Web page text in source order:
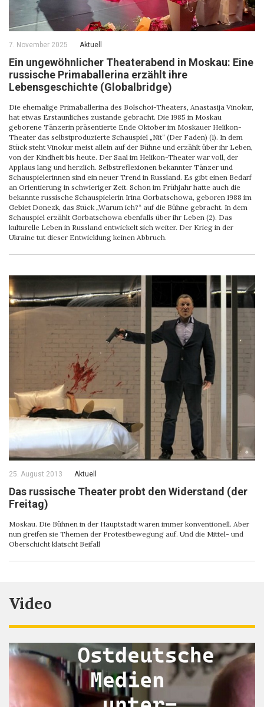
7. November 2025 Aktuell
Ein ungewöhnlicher Theaterabend in Moskau: Eine
russische Primaballerina erzählt ihre
Lebensgeschichte (Globalbridge)
Die ehemalige Primaballerina des Bolschoi-Theaters, Anastasija Vinokur,
hat etwas Erstaunliches zustande gebracht. Die 1985 in Moskau
geborene Tänzerin präsentierte Ende Oktober im Moskauer Helikon-
Theater das selbstproduzierte Schauspiel „Nit“ (Der Faden) (1). In dem
Stück steht Vinokur meist allein auf der Bühne und erzählt über ihr Leben,
von der Kindheit bis heute. Der Saal im Helikon-Theater war voll, der
Applaus lang und herzlich. Selbstreflexionen bekannter Tänzer und
Schauspielerinnen sind ein neuer Trend in Russland. Es gibt einen Bedarf
an Orientierung in schwieriger Zeit. Schon im Frühjahr hatte auch die
bekannte russische Schauspielerin Irina Gorbatschowa, geboren 1988 im
Gebiet Donezk, das Stück „Warum ich?“ auf die Bühne gebracht. In dem
Schauspiel erzählt Gorbatschowa ebenfalls über ihr Leben (2). Das
kulturelle Leben in Russland entwickelt sich weiter. Der Krieg in der
Ukraine tut dieser Entwicklung keinen Abbruch.
25. August 2013 Aktuell
Das russische Theater probt den Widerstand (der
Freitag)
Moskau. Die Bühnen in der Hauptstadt waren immer konventionell. Aber
nun greifen sie Themen der Protestbewegung auf. Und die Mittel- und
Oberschicht klatscht Beifall
Video